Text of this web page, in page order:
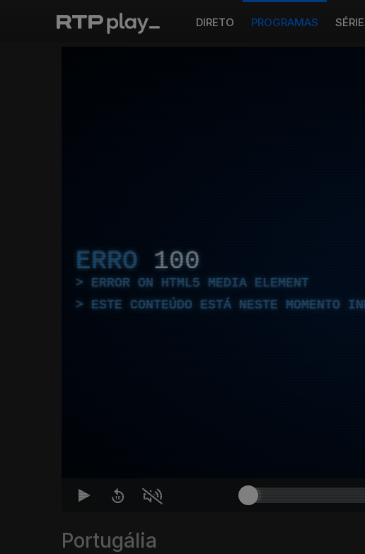
DIRETO PROGRAMAS
ERRO 100
ERROR ON HTML5 MEDIA ELEMENT
ESTE CONTEÚDO ESTÁ NESTE MOMENTO
Portugália